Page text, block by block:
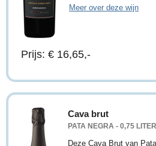
Meer over deze wijn
Prijs: € 16,65,-
Cava brut
PATA NEGRA - 0,75 LITER
Deze Cava Brut van